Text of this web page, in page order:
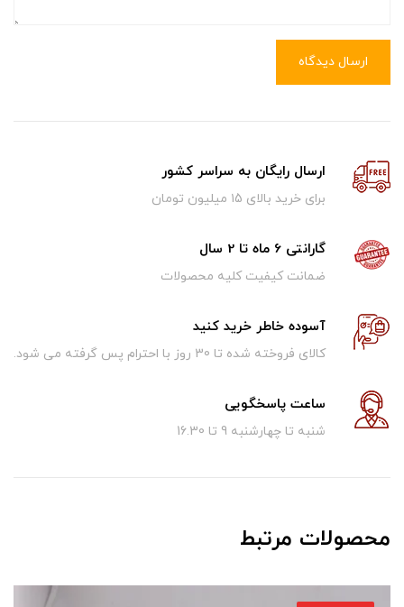
ارسال دیدگاه
ارسال رایگان به سراسر کشور
برای خرید بالای ۱5 میلیون تومان
گارانتی 6 ماه تا 2 سال
ضمانت کیفیت کلیه محصولات
آسوده خاطر خرید کنید
کالای فروخته شده تا 30 روز با احترام پس گرفته می شود.
ساعت پاسخگویی
شنبه تا چهارشنبه 9 تا 16.30
محصولات مرتبط